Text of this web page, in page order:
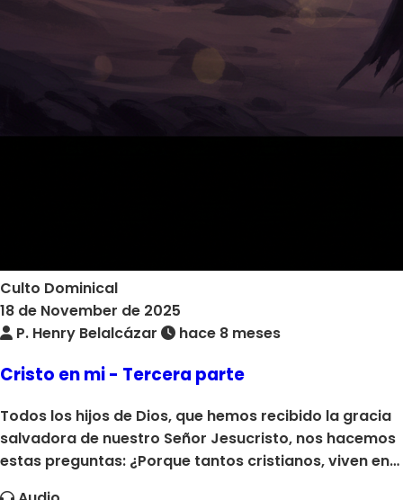
Culto Dominical
18 de November de 2025
P. Henry Belalcázar
hace 8 meses
Cristo en mi - Tercera parte
Todos los hijos de Dios, que hemos recibido la gracia
salvadora de nuestro Señor Jesucristo, nos hacemos
estas preguntas: ¿Porque tantos cristianos, viven en